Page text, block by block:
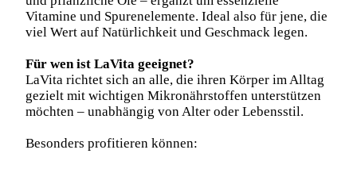
Vitamine und Spurenelemente. Ideal also für jene, die
viel Wert auf Natürlichkeit und Geschmack legen.
Für wen ist LaVita geeignet?
LaVita richtet sich an alle, die ihren Körper im Alltag
gezielt mit wichtigen Mikronährstoffen unterstützen
möchten – unabhängig von Alter oder Lebensstil.
Besonders profitieren können: